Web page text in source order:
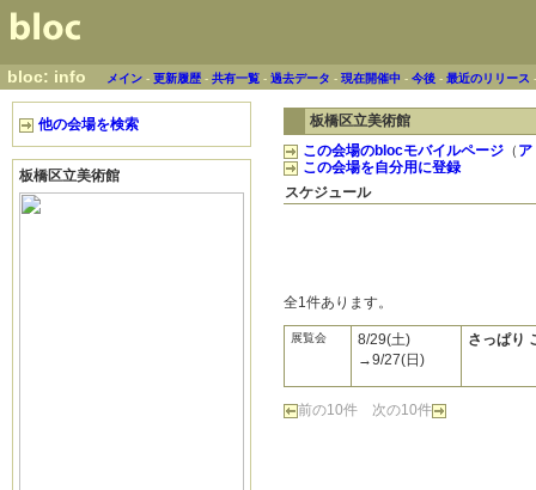
bloc: info メイン -更新履歴 -共有一覧 -過去データ -現在開催中 -今後 -最近のリリース
他の会場を検索
板橋区立美術館
板橋区立美術館
この会場のblocモバイルページ （ ア
この会場を自分用に登録
スケジュール
全1件あります。
展覧会
8/29(土)
→9/27(日)
さっぱり
前の10件 次の10件